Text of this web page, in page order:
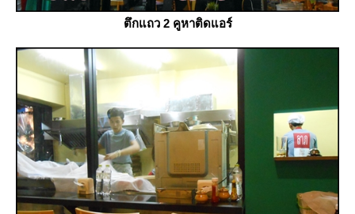
ตึกแถว 2 คูหาติดแอร์